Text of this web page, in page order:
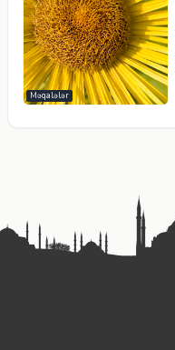
Məqalələr